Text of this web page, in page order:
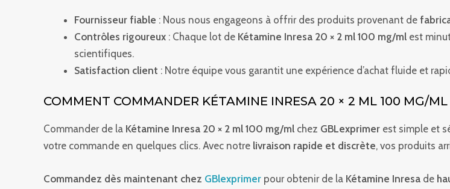
Fournisseur fiable : Nous nous engageons à offrir des produits provenant de
Contrôles rigoureux : Chaque lot de Kétamine Inresa 20 × 2 ml 100 mg/ml est
scientifiques.
Satisfaction client : Notre équipe vous garantit une expérience d’achat fluide et
COMMENT COMMANDER KÉTAMINE INRESA 20 × 2 ML 100 MG/ML
Commander de la Kétamine Inresa 20 × 2 ml 100 mg/ml chez GBLexprimer est simple et
votre commande en quelques clics. Avec notre livraison rapide et discrète, vos produits
Commandez dès maintenant chez GBlexprimer pour obtenir de la Kétamine Inresa de